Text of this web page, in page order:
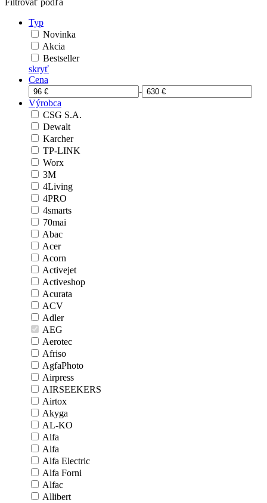
Filtrovať podľa
Typ
Novinka
Akcia
Bestseller
skryť
Cena
-
Výrobca
CSG S.A.
Dewalt
Karcher
TP-LINK
Worx
3M
4Living
4PRO
4smarts
70mai
Abac
Acer
Acorn
Activejet
Activeshop
Acurata
ACV
Adler
AEG
Aerotec
Afriso
AgfaPhoto
Airpress
AIRSEEKERS
Airtox
Akyga
AL-KO
Alfa
Alfa
Alfa Electric
Alfa Forni
Alfac
Allibert